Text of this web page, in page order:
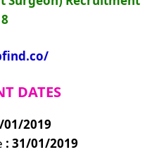
DATES
2019
: 31/01/2019